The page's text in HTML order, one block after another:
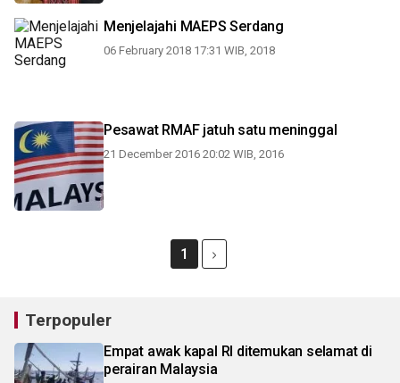
Menjelajahi MAEPS Serdang
06 February 2018 17:31 WIB, 2018
Pesawat RMAF jatuh satu meninggal
21 December 2016 20:02 WIB, 2016
1
Terpopuler
Empat awak kapal RI ditemukan selamat di
perairan Malaysia